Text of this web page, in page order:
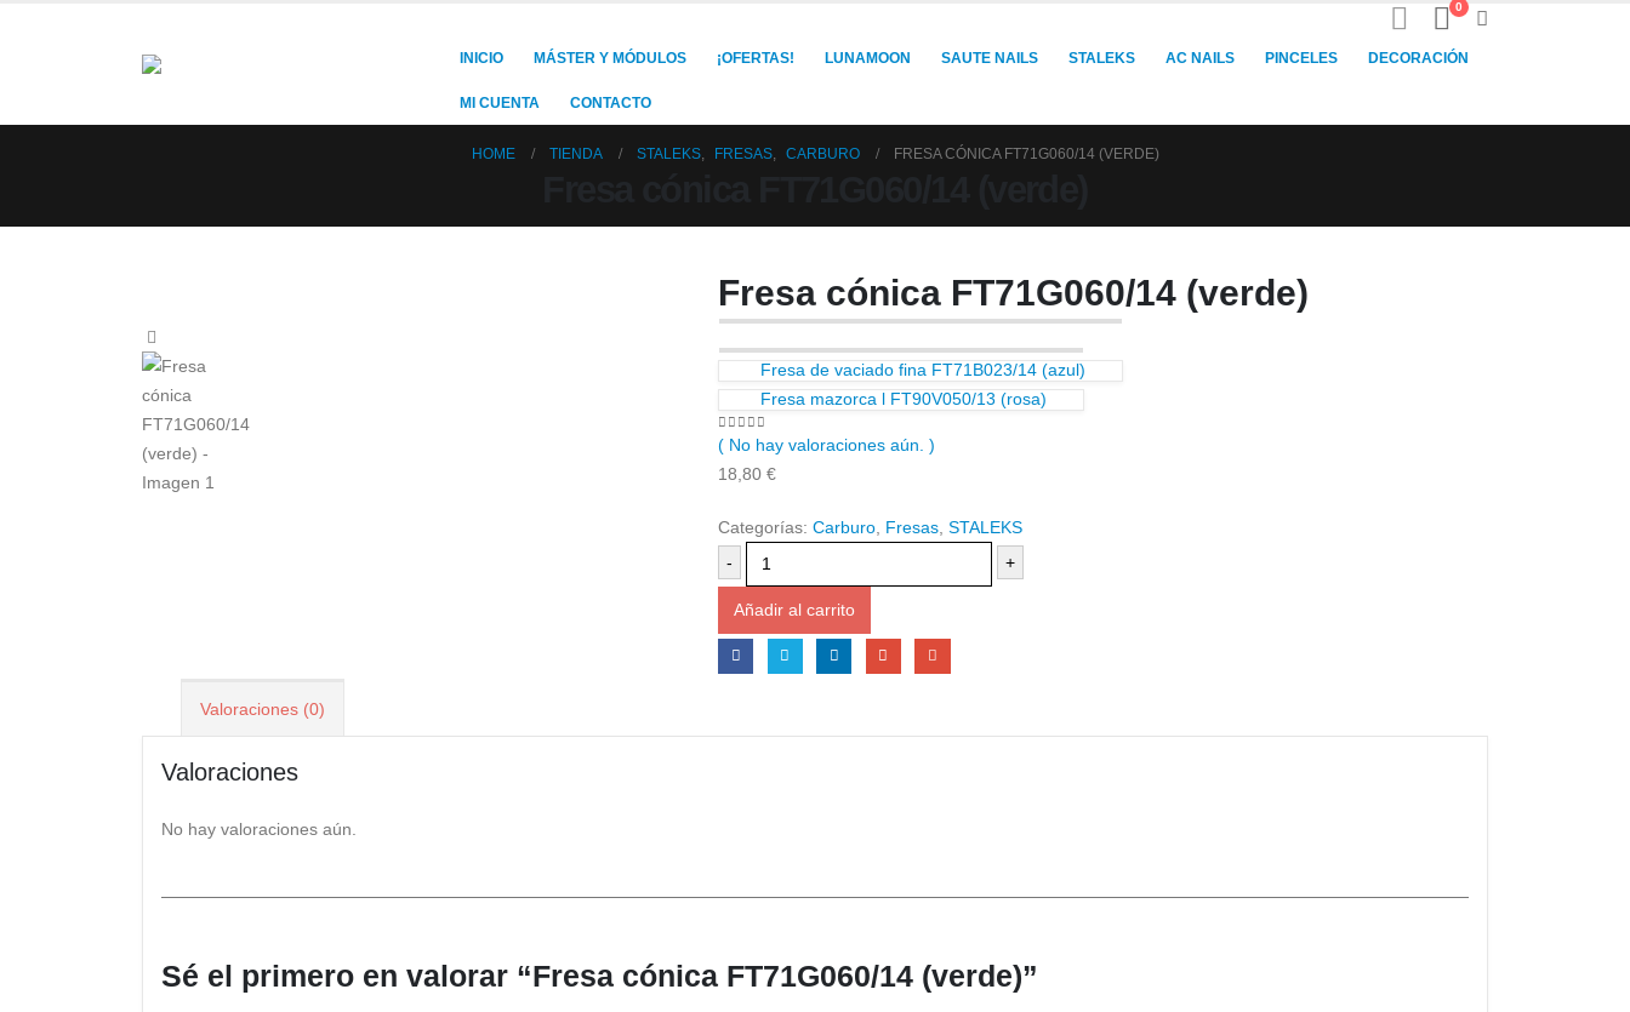
0
INICIO MÁSTER Y MÓDULOS ¡OFERTAS! LUNAMOON SAUTE NAILS STALEKS AC NAILS PINCELES DECORACIÓN
MI CUENTA CONTACTO
HOME TIENDA STALEKS, FRESAS, CARBURO FRESA CÓNICA FT71G060/14 (VERDE)
Fresa cónica FT71G060/14 (verde)
Fresa de vaciado fina FT71B023/14 (azul)
Fresa mazorca l FT90V050/13 (rosa)
0 out of 5
( No hay valoraciones aún. )
18,80 €
Categorías: Carburo Fresas STALEKS
-
+
Añadir al carrito
Valoraciones (0)
Valoraciones
No hay valoraciones aún.
Sé el primero en valorar “Fresa cónica FT71G060/14 (verde)”